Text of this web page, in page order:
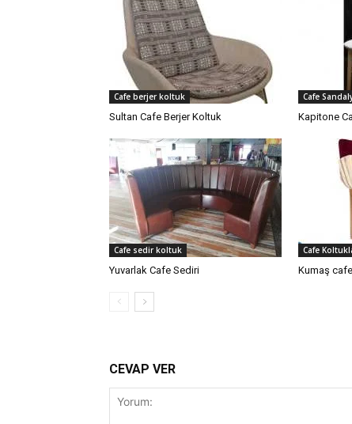
Cafe berjer koltuk
Sultan Cafe Berjer Koltuk
Cafe
Kapitone
Cafe sedir koltuk
Yuvarlak Cafe Sediri
Cafe
Kumaş
CEVAP VER